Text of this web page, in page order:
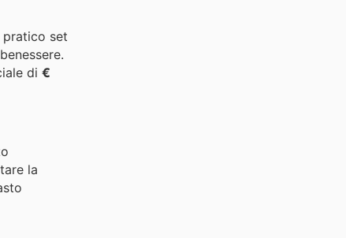
pratico set
di €
la